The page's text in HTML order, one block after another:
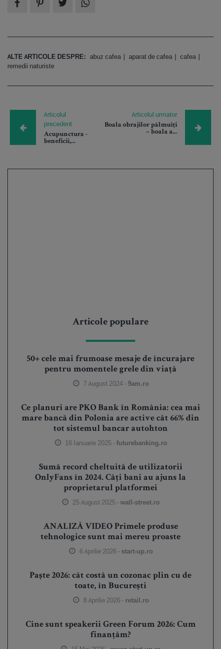
ALTE ARTICOLE DESPRE: abuz cafea aparat de cafea
cafea
remedii naturiste
Articolul
precedent
Acupunctura -
beneficii,...
Articolul urmator
Boala obrajilor pălmuiți
– boala a...
Articole populare
50+ cele mai frumoase mesaje de încurajare
pentru momentele grele din viață
7 August 2024 -9am.ro
Ce planuri are PKO Bank în România: cea mai
mare bancă din Polonia are active cât 66% din
tot sistemul bancar autohton
16 Ianuarie 2025 -futurebanking.ro
Sumă record cheltuită de utilizatorii
OnlyFans în 2024. Câți bani au ajuns la
proprietarul platformei
25 August 2025 -wall-street.ro
ANALIZĂ VIDEO Primele produse
tehnologice sunt mai mereu proaste
6 Aprilie 2026 - start-up.ro
Paște 2026: cât costă un cozonac plin cu de
toate, în București
8 Aprilie 2026 - retail.ro
Cine sunt speakerii Green Forum 2026: Cum
finanțăm?